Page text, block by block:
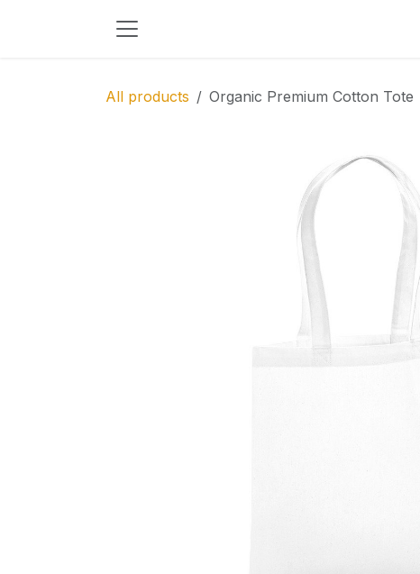
All products Organic Premium Cotton Tote